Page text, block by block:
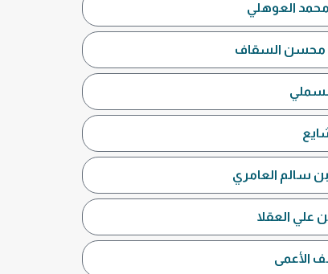
العوهلي
محسن السقاف
مسملي
سالم العامري
علي العقلا
الأعمى